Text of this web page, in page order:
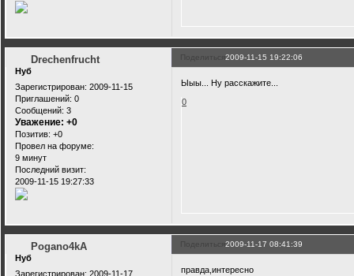
Поделиться2009-11-15 19:22:06
Drechenfrucht
Нуб
Зарегистрирован: 2009-11-15
Приглашений: 0
Сообщений: 3
Уважение: +0
Позитив: +0
Провел на форуме:
9 минут
Последний визит:
2009-11-15 19:27:33
Ыыы... Ну расскажите...
0
Поделиться2009-11-17 08:41:39
Pogano4kA
Нуб
Зарегистрирован: 2009-11-17 правда,интересно